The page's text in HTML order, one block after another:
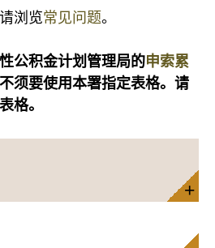
浏览常见问题。
公积金计划管理局的申索累
须要使用本署指定表格。请
格。